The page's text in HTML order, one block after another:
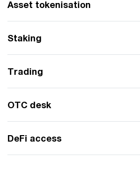
Asset tokenisation
Staking
Trading
OTC desk
DeFi access